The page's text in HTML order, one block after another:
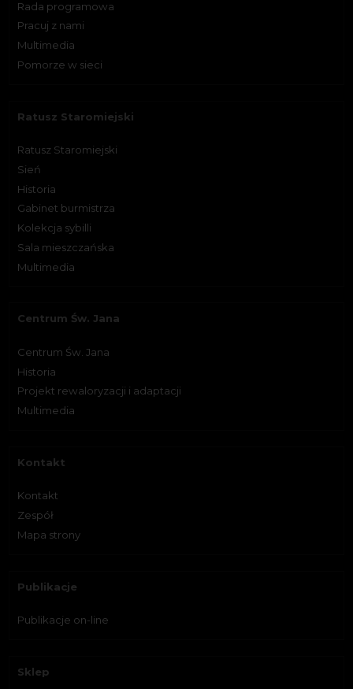
Rada programowa
Pracuj z nami
Multimedia
Pomorze w sieci
Ratusz Staromiejski
Ratusz Staromiejski
Sień
Historia
Gabinet burmistrza
Kolekcja sybilli
Sala mieszczańska
Multimedia
Centrum Św. Jana
Centrum Św. Jana
Historia
Projekt rewaloryzacji i adaptacji
Multimedia
Kontakt
Kontakt
Zespół
Mapa strony
Publikacje
Publikacje on-line
Sklep